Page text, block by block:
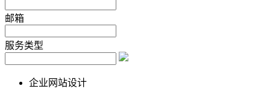
邮箱
服务类型
企业网站设计